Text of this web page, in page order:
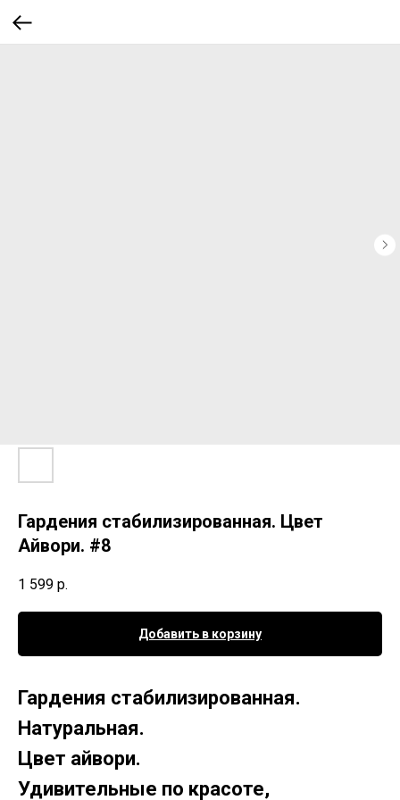
Гардения стабилизированная. Цвет
Айвори. #8
1 599 р.
Добавить в корзину
Гардения стабилизированная.
Натуральная.
Цвет айвори.
Удивительные по красоте,